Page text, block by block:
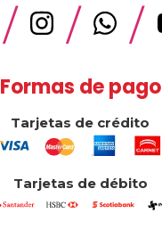
/ / /
Formas de pago
Tarjetas de crédito
Tarjetas de débito